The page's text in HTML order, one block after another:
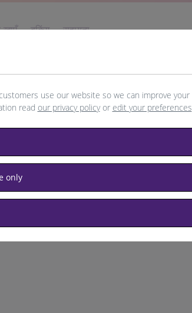
खाएँ बुकिंग सहायता
use our website so we can improve your
read our privacy policyor edit your preferences
only